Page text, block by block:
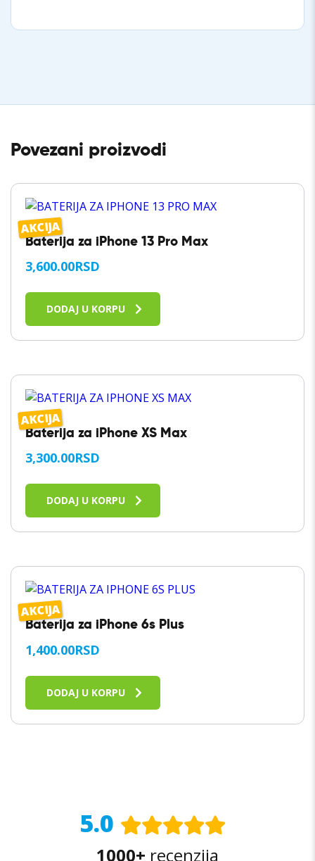
Povezani proizvodi
AKCIJA
Baterija za iPhone 13 Pro Max
3,600.00RSD
DODAJ U KORPU
AKCIJA
Baterija za iPhone XS Max
3,300.00RSD
DODAJ U KORPU
AKCIJA
Baterija za iPhone 6s Plus
1,400.00RSD
DODAJ U KORPU
5.0
1000+ recenzija